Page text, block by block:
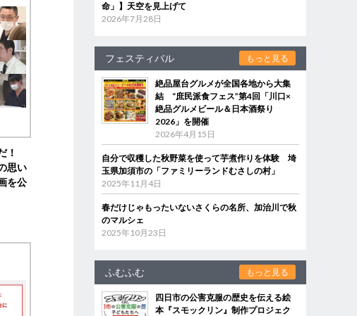
！
思い
を公
命」】天空を見上げて
2026年7月28日
フェスティバル もっと見る
絶品屋台グルメが全国各地から大集
結 “庶民派食フェス”第4回「川口×
絶品グルメビール＆日本酒祭り
2026」を開催
2026年4月15日
自分で収穫した秋野菜を使って芋煮作りを体験 埼
玉県加須市の「ファミリーランドむさしの村」
2025年11月4日
春だけじゃもったいないさくらの名所、加治川で秋
のマルシェ
2025年10月23日
ふむふむ もっと見る
四日市の公害克服の歴史を伝える絵
本『スモックリン』制作プロジェク